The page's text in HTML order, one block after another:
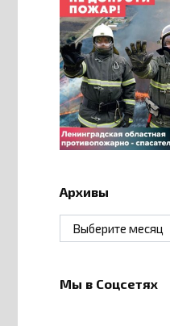
Архивы
Архивы
Мы в Соцсетях